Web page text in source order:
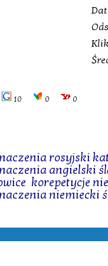
10 0 0
rosyjski
angielski
korepetycje
niemiecki